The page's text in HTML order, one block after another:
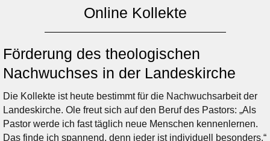
Online Kollekte
Förderung des theologischen
Nachwuchses in der Landeskirche
Die Kollekte ist heute bestimmt für die Nachwuchsarbeit der
Landeskirche. Ole freut sich auf den Beruf des Pastors: „Als
Pastor werde ich fast täglich neue Menschen kennenlernen.
Das finde ich spannend, denn jeder ist individuell besonders.“